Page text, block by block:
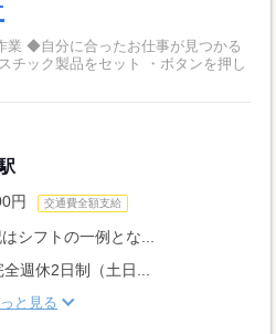
◆自分に合ったお仕事が見つかる
ック製品をセット ・ボタンを押し
円 交通費全額支給
シフトの一例とな...
週休2日制（土日...
と見る